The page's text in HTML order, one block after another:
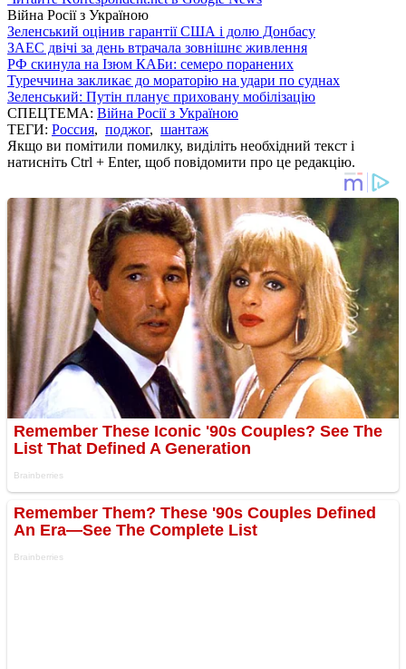
Війна Росії з Україною
Зеленський оцінив гарантії США і долю Донбасу
ЗАЕС двічі за день втрачала зовнішнє живлення
РФ скинула на Ізюм КАБи: семеро поранених
Туреччина закликає до мораторію на удари по суднах
Зеленський: Путін планує приховану мобілізацію
СПЕЦТЕМА: Війна Росії з Україною
ТЕГИ: Россия, поджог, шантаж
Якщо ви помітили помилку, виділіть необхідний текст і
натисніть Ctrl + Enter, щоб повідомити про це редакцію.